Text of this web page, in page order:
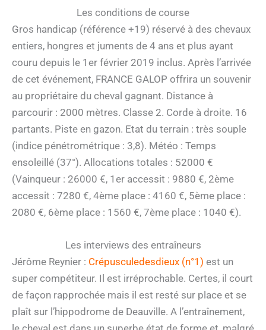
Les conditions de course
Gros handicap (référence +19) réservé à des chevaux
entiers, hongres et juments de 4 ans et plus ayant
couru depuis le 1er février 2019 inclus. Après l’arrivée
de cet événement, FRANCE GALOP offrira un souvenir
au propriétaire du cheval gagnant. Distance à
parcourir : 2000 mètres. Classe 2. Corde à droite. 16
partants. Piste en gazon. Etat du terrain : très souple
(indice pénétrométrique : 3,8). Météo : Temps
ensoleillé (37°). Allocations totales : 52000 €
(Vainqueur : 26000 €, 1er accessit : 9880 €, 2ème
accessit : 7280 €, 4ème place : 4160 €, 5ème place :
2080 €, 6ème place : 1560 €, 7ème place : 1040 €).
Les interviews des entraîneurs
Jérôme Reynier : Crépusculedesdieux (n°1) est un
super compétiteur. Il est irréprochable. Certes, il court
de façon rapprochée mais il est resté sur place et se
plaît sur l’hippodrome de Deauville. A l’entraînement,